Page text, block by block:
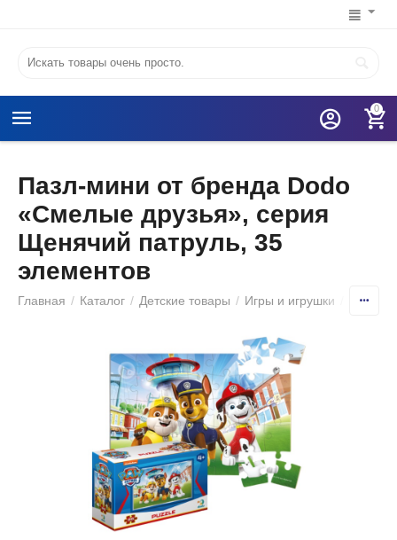
0
Пазл-мини от бренда Dodo
«Смелые друзья», серия
Щенячий патруль, 35
элементов
Главная / Каталог / Детские товары / Игры и игрушки